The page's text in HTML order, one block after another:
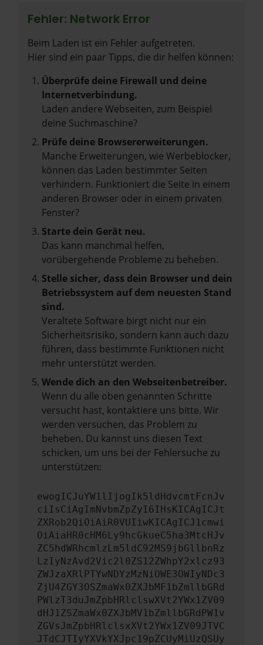
Fehler: Network Error
Beim Laden ist ein Fehler aufgetreten.
Hier sind ein paar Tipps, die dir helfen können:
Überprüfe deine Firewall und deine
Internetverbindung.
Laden andere Webseiten, zum Beispiel
deine Suchmaschine?
Prüfe deine Browsererweiterungen.
Manche Erweiterungen, wie Werbeblocker,
können das Laden bestimmter Seiten
verhindern. Funktioniert die Seite in einem
anderen Browser oder in einem privaten
Fenster?
Starte dein Gerät neu.
Das kann manchmal helfen,
vorübergehende Probleme zu beheben.
Stelle sicher, dass dein Browser und dein
Betriebssystem auf dem neuesten Stand
sind.
Veraltete Software birgt nicht nur ein
Sicherheitsrisiko, sondern kann auch dazu
führen, dass bestimmte Funktionen nicht
mehr unterstützt werden.
Wende dich an den Webseitenbetreiber.
Wenn du alle oben genannten Schritte
versucht hast, kontaktiere uns bitte. Wir
werden versuchen, das Problem zu
beheben. Du kannst uns diesen Text
schicken, um uns bei der Fehlersuche zu
unterstützen:
ewogICJuYW1lIjogIk5ldHdvcmtFcnJv
ciIsCiAgImNvbmZpZyI6IHsKICAgICJt
ZXRob2QiOiAiR0VUIiwKICAgICJ1cmwi
OiAiaHR0cHM6Ly9hcGkueC5ha3MtcHJv
ZC5hdWRhcmlzLm5ldC92MS9jbGllbnRz
LzIyNzAvd2Vic2l0ZS12ZWhpY2xlcz93
ZWJzaXRlPTYwNDYzMzNiOWE3OWIyNDc3
ZjU4ZGY3OSZmaWx0ZXJbMF1bZmllbGRd
PWlzT3duJmZpbHRlclswXVt2YWx1ZV09
dHJ1ZSZmaWx0ZXJbMV1bZmllbGRdPW1v
ZGVsJmZpbHRlclsxXVt2YWx1ZV09JTVC
JTdCJTIyYXVkYXJpc19pZCUyMiUzQSUy